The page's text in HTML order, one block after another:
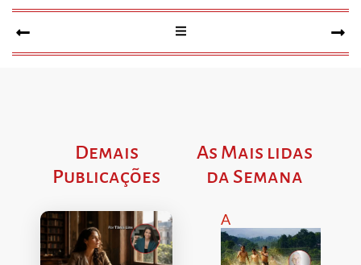
Demais
Publicações
As Mais lidas
da Semana
A